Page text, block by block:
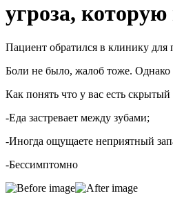
угроза,
Пациент обратился в клинику для
Боли не было, жалоб тоже. Однако
Как понять что у вас есть скрытый
-Еда застревает между зубами;
-Иногда ощущаете неприятный
-Бессимптомно